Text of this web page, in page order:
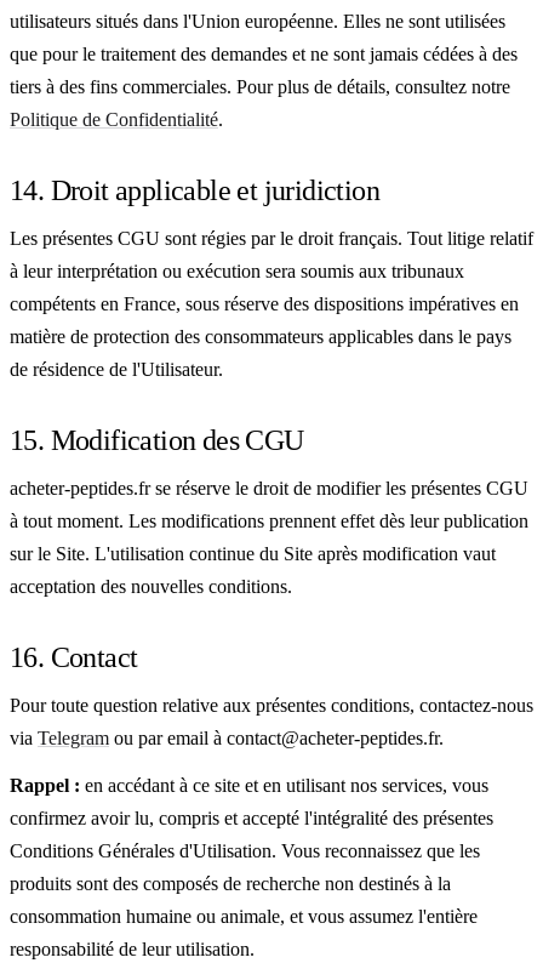
utilisateurs situés dans l'Union européenne. Elles ne sont utilisées
que pour le traitement des demandes et ne sont jamais cédées à des
tiers à des fins commerciales. Pour plus de détails, consultez notre
Politique de Confidentialité.
14. Droit applicable et juridiction
Les présentes CGU sont régies par le droit français. Tout litige relatif
à leur interprétation ou exécution sera soumis aux tribunaux
compétents en France, sous réserve des dispositions impératives en
matière de protection des consommateurs applicables dans le pays
de résidence de l'Utilisateur.
15. Modification des CGU
acheter-peptides.fr se réserve le droit de modifier les présentes CGU
à tout moment. Les modifications prennent effet dès leur publication
sur le Site. L'utilisation continue du Site après modification vaut
acceptation des nouvelles conditions.
16. Contact
Pour toute question relative aux présentes conditions, contactez-nous
via Telegram ou par email à contact@acheter-peptides.fr.
Rappel : en accédant à ce site et en utilisant nos services, vous
confirmez avoir lu, compris et accepté l'intégralité des présentes
Conditions Générales d'Utilisation. Vous reconnaissez que les
produits sont des composés de recherche non destinés à la
consommation humaine ou animale, et vous assumez l'entière
responsabilité de leur utilisation.